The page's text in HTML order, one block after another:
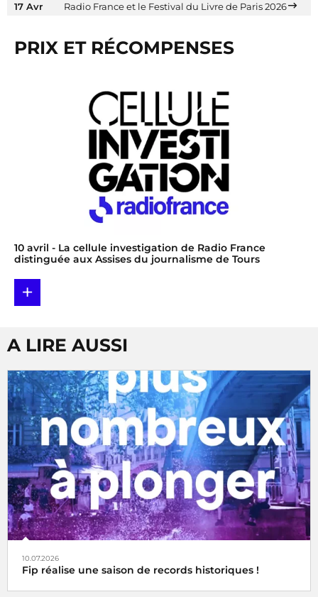
17 Avr Radio France et le Festival du Livre de Paris 2026
PRIX ET RÉCOMPENSES
10 avril - La cellule investigation de Radio France
distinguée aux Assises du journalisme de Tours
+
A LIRE AUSSI
10.07.2026
Fip réalise une saison de records historiques !